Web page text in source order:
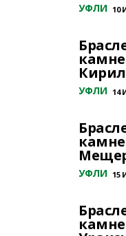
УФЛИ 10
УФЛИ 14
камне
УФЛИ 15